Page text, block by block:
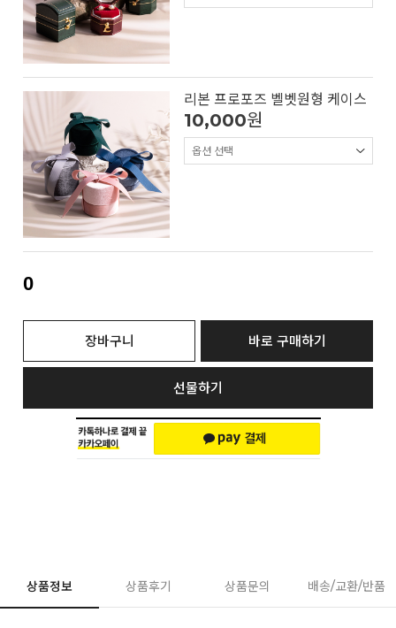
리본 프로포즈 벨벳원형 케이스
10,000원
0
장바구니 바로 구매하기
선물하기
상품정보 상품후기 상품문의 배송/교환/반품